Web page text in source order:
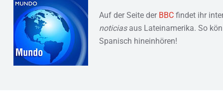
Auf der Seite der BBC findet ihr
noticiasaus Lateinamerika. So
Spanisch hineinhören!